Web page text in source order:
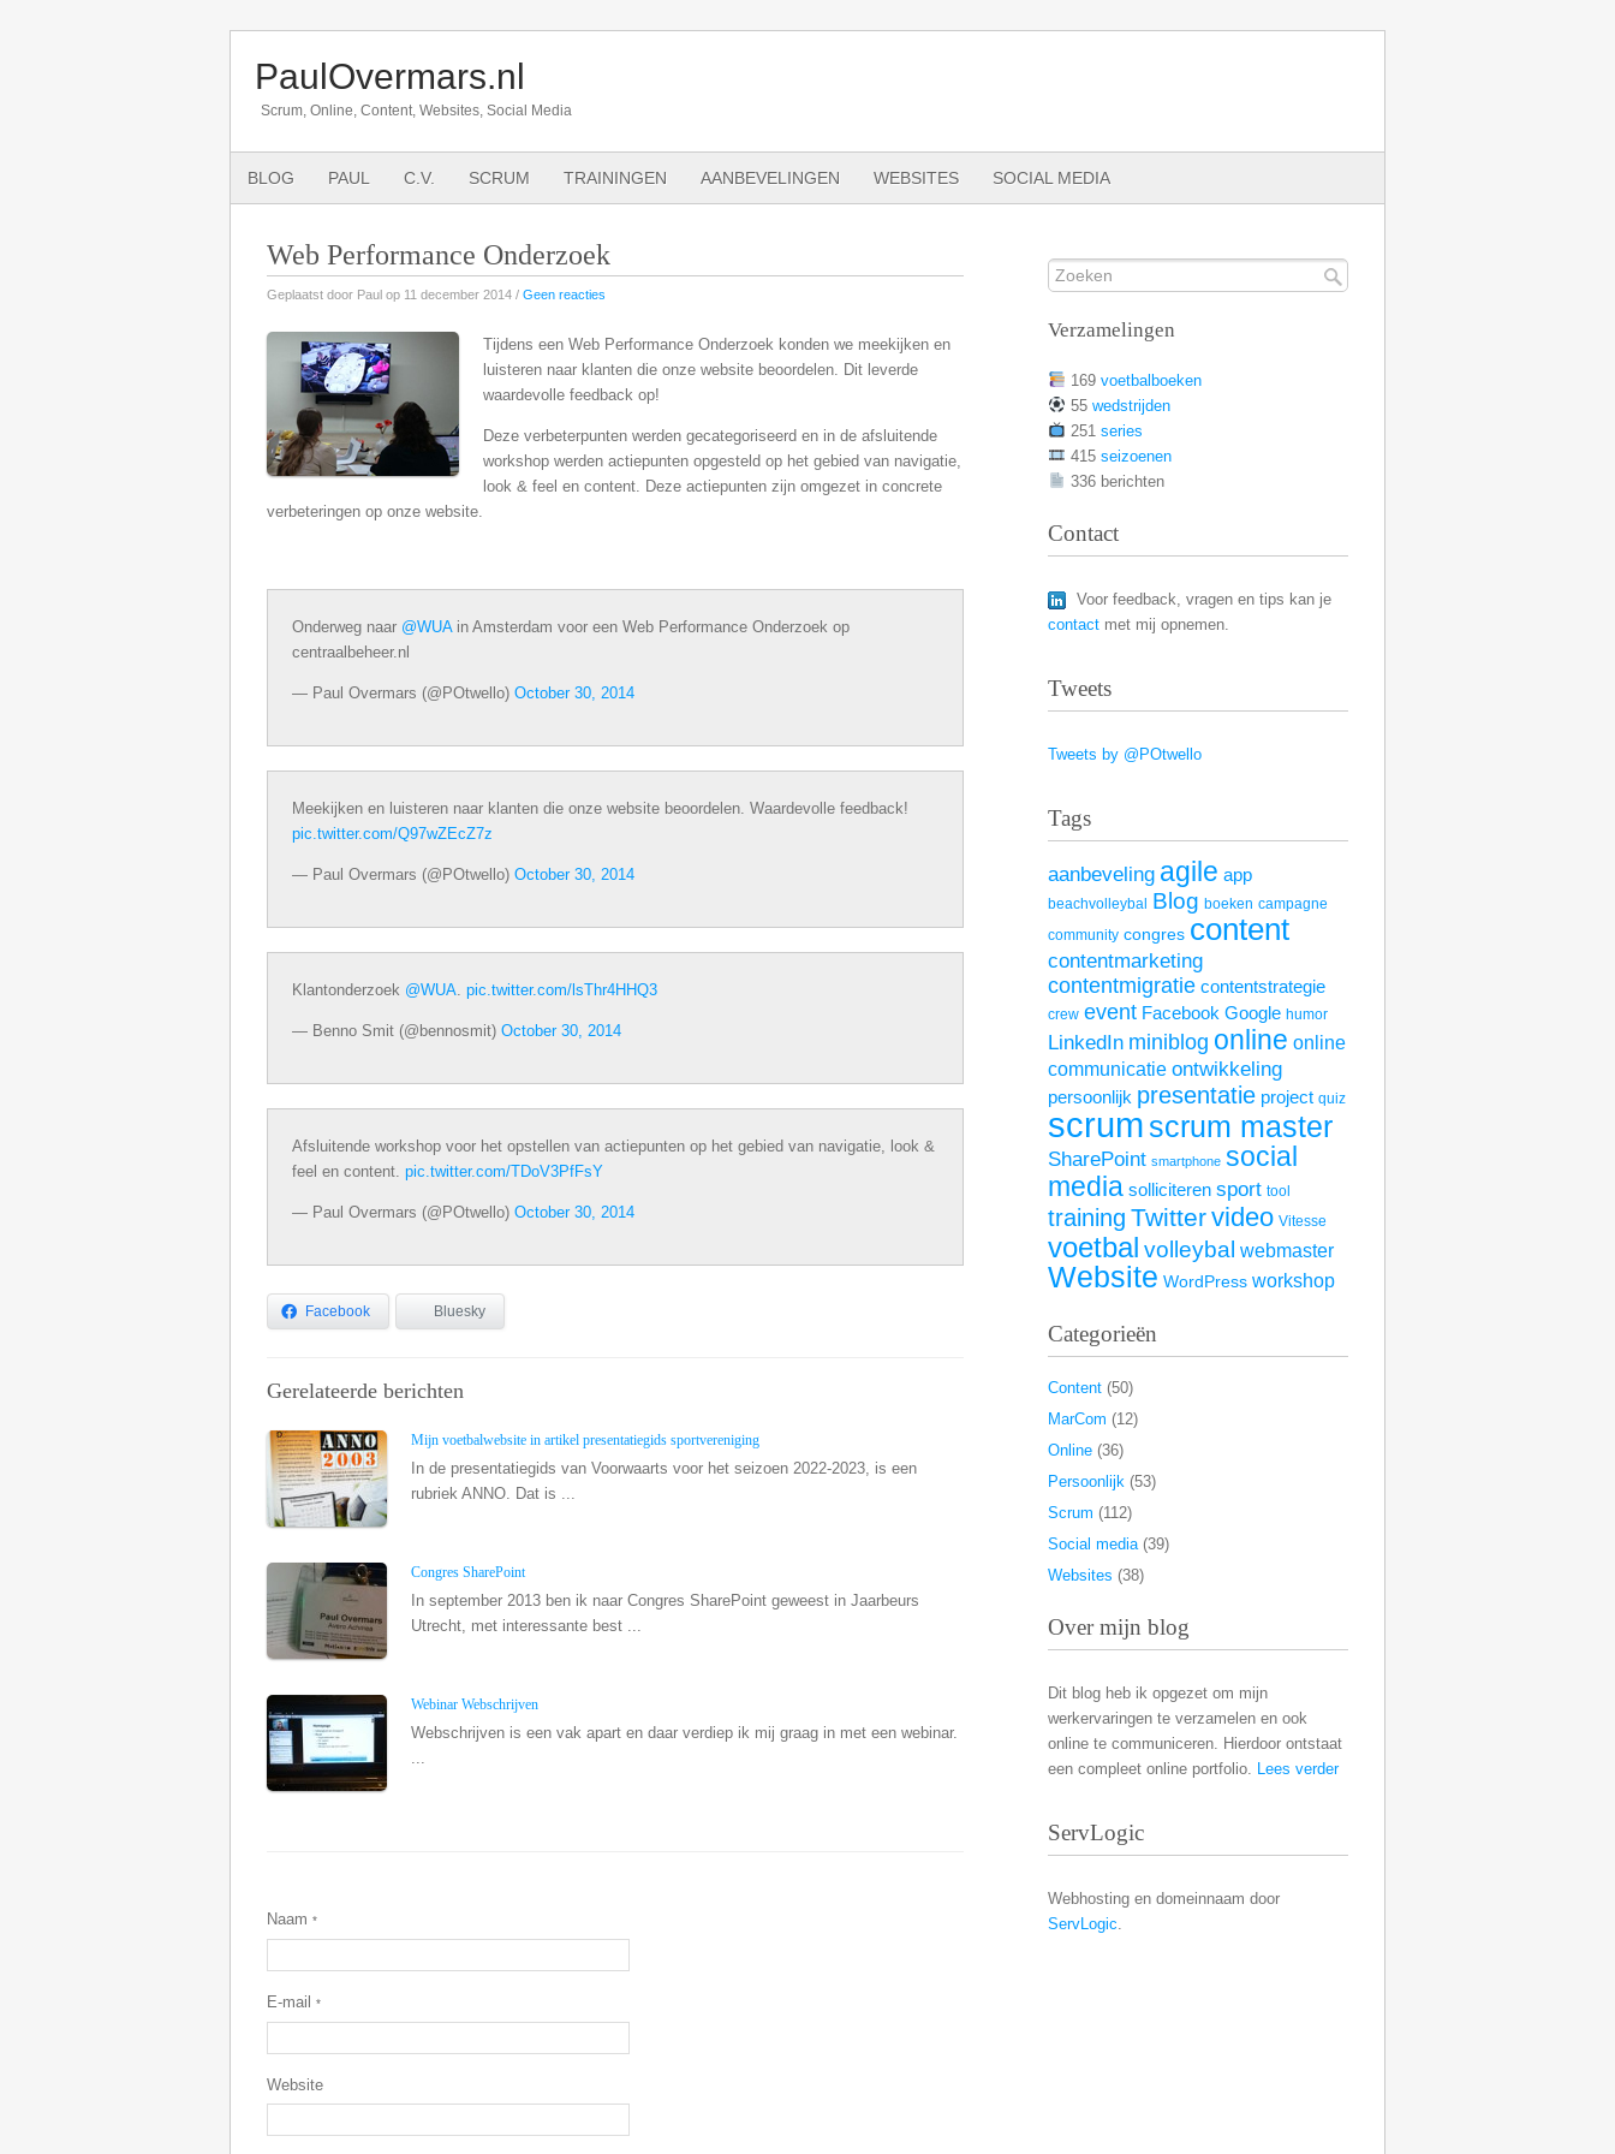
PaulOvermars.nl
Scrum, Online, Content, Websites, Social Media
BLOG PAUL C.V. SCRUM TRAININGEN AANBEVELINGEN WEBSITES SOCIAL MEDIA
Web Performance Onderzoek
Geplaatst door Paul op 11 december 2014 / Geen reacties
Tijdens een Web Performance Onderzoek konden we meekijken en
luisteren naar klanten die onze website beoordelen. Dit leverde
waardevolle feedback op!
Deze verbeterpunten werden gecategoriseerd en in de afsluitende
workshop werden actiepunten opgesteld op het gebied van navigatie,
look & feel en content. Deze actiepunten zijn omgezet in concrete
verbeteringen op onze website.
Onderweg naar @WUAin Amsterdam voor een Web Performance Onderzoek op
centraalbeheer.nl
— Paul Overmars (@POtwello) October 30, 2014
Meekijken en luisteren naar klanten die onze website beoordelen. Waardevolle feedback!
pic.twitter.com/Q97wZEcZ7z
— Paul Overmars (@POtwello) October 30, 2014
Klantonderzoek @WUA. pic.twitter.com/lsThr4HHQ3
— Benno Smit (@bennosmit) October 30, 2014
Afsluitende workshop voor het opstellen van actiepunten op het gebied van navigatie, look &
feel en content. pic.twitter.com/TDoV3PfFsY
— Paul Overmars (@POtwello) October 30, 2014
Facebook Bluesky
Gerelateerde berichten
Mijn voetbalwebsite in artikel presentatiegids sportvereniging
In de presentatiegids van Voorwaarts voor het seizoen 2022-2023, is een
rubriek ANNO. Dat is ...
Congres SharePoint
In september 2013 ben ik naar Congres SharePoint geweest in Jaarbeurs
Utrecht, met interessante best ...
Webinar Webschrijven
Webschrijven is een vak apart en daar verdiep ik mij graag in met een webinar.
...
Naam *
E-mail *
Website
Verzamelingen
169 voetbalboeken
55 wedstrijden
251 series
415 seizoenen
336 berichten
Contact
Voor feedback, vragen en tips kan je
contact met mij opnemen.
Tweets
Tweets by @POtwello
Tags
aanbeveling agile app
beachvolleybal Blog boeken campagne
community congres content
contentmarketing
contentmigratie contentstrategie
crew event Facebook Google humor
LinkedIn miniblog online online
communicatie ontwikkeling
persoonlijk presentatie project quiz
scrum scrum master
SharePoint smartphone social
media solliciteren sport tool
training Twittervideo Vitesse
voetbal volleybal webmaster
Website WordPress workshop
Categorieën
Content (50)
MarCom (12)
Online (36)
Persoonlijk (53)
Scrum (112)
Social media(39)
Websites (38)
Over mijn blog
Dit blog heb ik opgezet om mijn
werkervaringen te verzamelen en ook
online te communiceren. Hierdoor ontstaat
een compleet online portfolio. Lees verder
ServLogic
Webhosting en domeinnaam door
ServLogic.